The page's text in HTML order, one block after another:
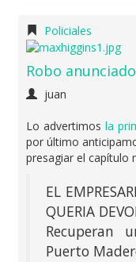
Policiales
Robo anunciado
juan
Lo advertimos la
por último
presagiar el capítulo
EL
QUERIA
Recuperan
Puerto